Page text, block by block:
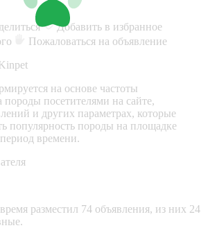
Добавить в избранное
Пожаловаться на объявление
на основе частоты
посетителями на сайте,
и других параметрах, которые
популярность породы на площадке
времени.
разместил 74 объявления, из них 24